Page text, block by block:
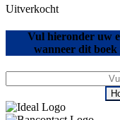
Uitverkocht
Vul hieronder uw
wanneer dit boek